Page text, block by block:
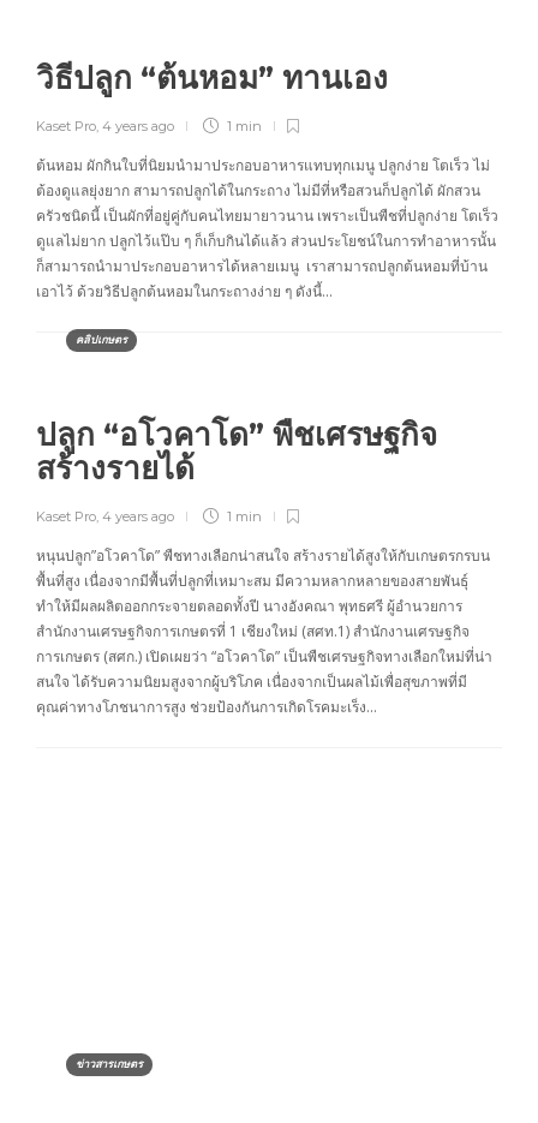
วิธีปลูก “ต้นหอม” ทานเอง
Kaset Pro, 4 years ago 1 min
ต้นหอม ผักกินใบที่นิยมนำมาประกอบอาหารแทบทุกเมนู ปลูกง่าย โตเร็ว ไม่
ต้องดูแลยุ่งยาก สามารถปลูกได้ในกระถาง ไม่มีที่หรือสวนก็ปลูกได้ ผักสวน
ครัวชนิดนี้ เป็นผักที่อยู่คู่กับคนไทยมายาวนาน เพราะเป็นพืชที่ปลูกง่าย โตเร็ว
ดูแลไม่ยาก ปลูกไว้แป๊บ ๆ ก็เก็บกินได้แล้ว ส่วนประโยชน์ในการทำอาหารนั้น
ก็สามารถนำมาประกอบอาหารได้หลายเมนู เราสามารถปลูกต้นหอมที่บ้าน
เอาไว้ ด้วยวิธีปลูกต้นหอมในกระถางง่าย ๆ ดังนี้…
คลิปเกษตร
ปลูก “อโวคาโด” พืชเศรษฐกิจ
สร้างรายได้
Kaset Pro, 4 years ago 1 min
หนุนปลูก”อโวคาโด” พืชทางเลือกน่าสนใจ สร้างรายได้สูงให้กับเกษตรกรบน
พื้นที่สูง เนื่องจากมีพื้นที่ปลูกที่เหมาะสม มีความหลากหลายของสายพันธุ์
ทำให้มีผลผลิตออกกระจายตลอดทั้งปี นางอังคณา พุทธศรี ผู้อำนวยการ
สำนักงานเศรษฐกิจการเกษตรที่ 1 เชียงใหม่ (สศท.1) สำนักงานเศรษฐกิจ
การเกษตร (สศก.) เปิดเผยว่า “อโวคาโด” เป็นพืชเศรษฐกิจทางเลือกใหม่ที่น่า
สนใจ ได้รับความนิยมสูงจากผู้บริโภค เนื่องจากเป็นผลไม้เพื่อสุขภาพที่มี
คุณค่าทางโภชนาการสูง ช่วยป้องกันการเกิดโรคมะเร็ง…
ข่าวสารเกษตร